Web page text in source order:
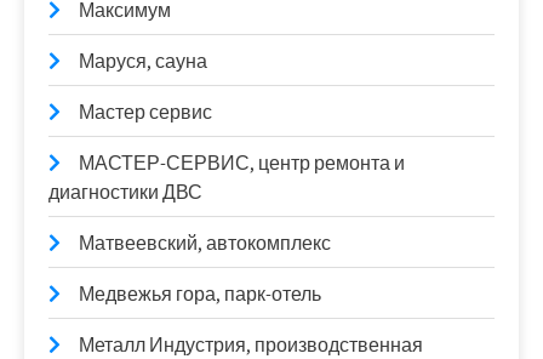
Максимум
Маруся, сауна
Мастер сервис
МАСТЕР-СЕРВИС, центр ремонта и
диагностики ДВС
Матвеевский, автокомплекс
Медвежья гора, парк-отель
Металл Индустрия, производственная